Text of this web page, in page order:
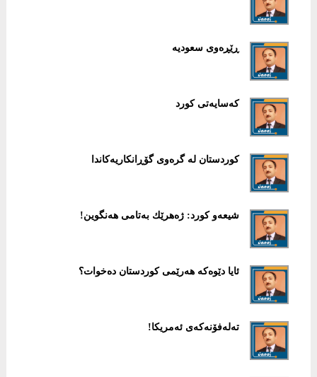
ڕێڕه‌وی سعودیه‌
كەسایەتی كورد
كوردستان لە گرەوی گۆڕانكاریەكاندا
شیعەو كورد: ژەهرێك بەتامی هەنگوین!
ئایا دێوەكە هەرێمی كوردستان دەخوات؟
تەلەفۆنەكەی ئەمریكا!